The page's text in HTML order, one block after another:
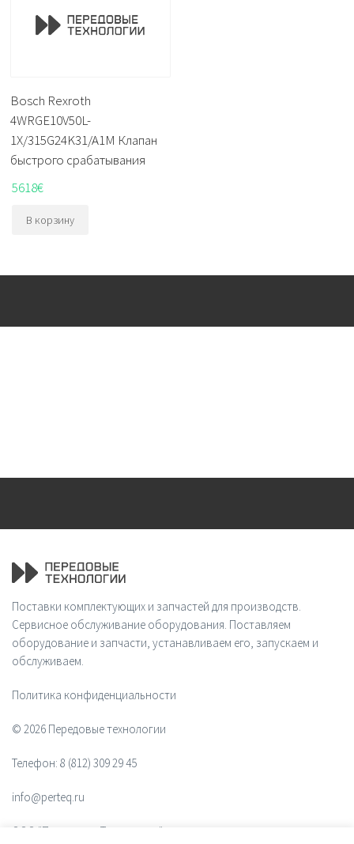
Bosch Rexroth
4WRGE10V50L-
1X/315G24K31/A1M Клапан
быстрого срабатывания
5618€
В корзину
Поставки комплектующих и запчастей для производств.
Сервисное обслуживание оборудования. Поставляем
оборудование и запчасти, устанавливаем его, запускаем и
обслуживаем.
Политика конфиденциальности
© 2026 Передовые технологии
Телефон: 8 (812) 309 29 45
info@perteq.ru
ООО "Передовые Технологии"